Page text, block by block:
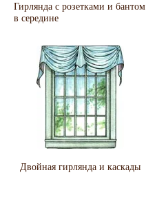
Гирлянда с розетками и бантом
в середине
Двойная гирлянда и каскады